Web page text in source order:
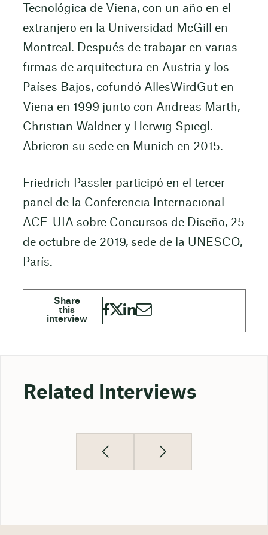
Tecnológica de Viena, con un año en el
extranjero en la Universidad McGill en
Montreal. Después de trabajar en varias
firmas de arquitectura en Austria y los
Países Bajos, cofundó AllesWirdGut en
Viena en 1999 junto con Andreas Marth,
Christian Waldner y Herwig Spiegl.
Abrieron su sede en Munich en 2015.
Friedrich Passler participó en el tercer
panel de la Conferencia Internacional
ACE-UIA sobre Concursos de Diseño, 25
de octubre de 2019, sede de la UNESCO,
París.
Related Interviews